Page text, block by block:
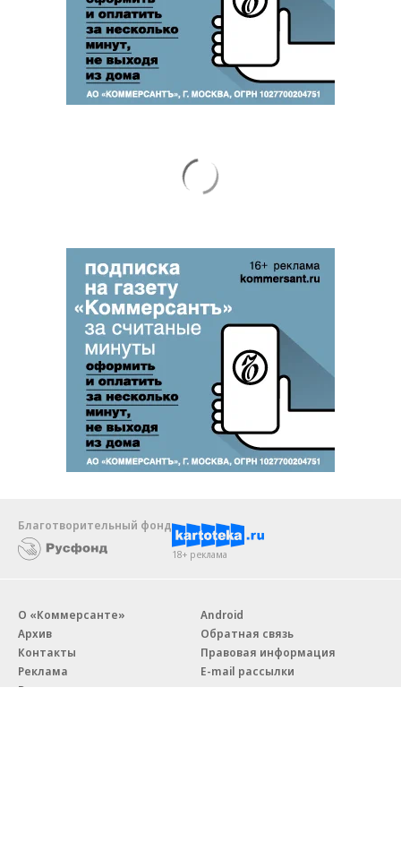
Благотворительный фонд
18+ реклама
О «Коммерсанте»
Архив
Контакты
Реклама
Вакансии
Android
Обратная связь
Правовая информация
E-mail рассылки